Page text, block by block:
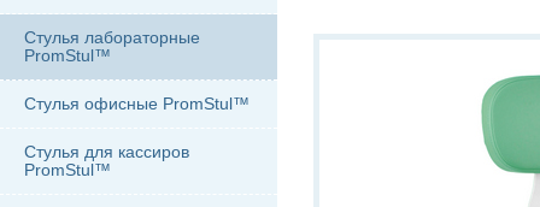
Стулья лабораторные
PromStul™
Стулья офисные PromStul™
Стулья для кассиров
PromStul™